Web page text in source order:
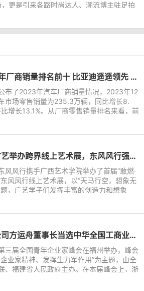
更是引来各路时尚达人、潮流博主驻足拍
2023年厂商销量排名前十 比亚迪遥遥领先 长城垫底
布了2023年汽车厂商销量情况，2023年12
市场零售销量为235.3万辆，同比增长8.
增长13.1%。从厂商零售销量排名来看，前
分别为比亚迪、一汽-大众、上汽大众、吉
联合广艺举办跨界线上艺术展，东风风行强化品牌“年轻化”基因
风风行携手广西艺术学院举办了首届“敢燃·
风风行线上艺术展，以“天马行空，想象无
题，广艺学子们发挥丰富的创造力和想象
景化内容赋予风行劲狮标和游艇耳目一新的
合众公司方运舟董事长当选中华全国工商业联合会青年企业家委员会委员
三届全国青年企业家峰会在福州举办，峰会
企业家精神、发挥生力军作用”为主题，由全
、福建省人民政府主办。在本届峰会上，浙
能源汽车有限公司创始人兼董事长方运舟当